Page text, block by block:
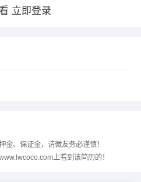
立即登录
金、保证金，请微友务必谨慎！
上看到该简历的！